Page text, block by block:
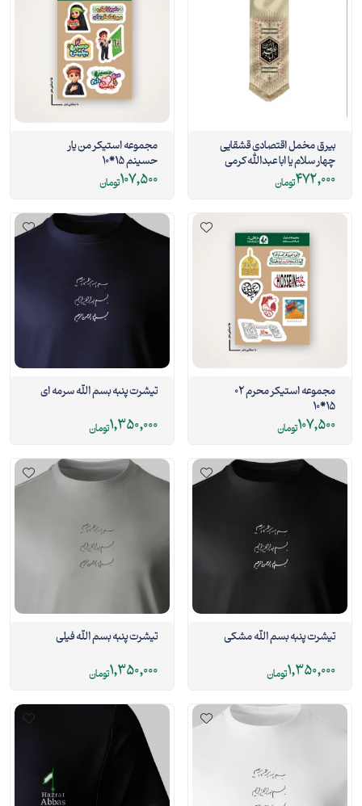
بیرق مخمل اقتصادی قشقایی
چهار سلام یا ابا عبدالله کرمی
140*46
472,000تومان
مجموعه استیکر من یار
حسینم 15*10
107,500تومان
مجموعه استیکر محرم 02
15*10
107,500تومان
تیشرت پنبه بسم الله سرمه ای
1,350,000تومان
تیشرت پنبه بسم الله مشکی
1,350,000تومان
تیشرت پنبه بسم الله فیلی
1,350,000تومان